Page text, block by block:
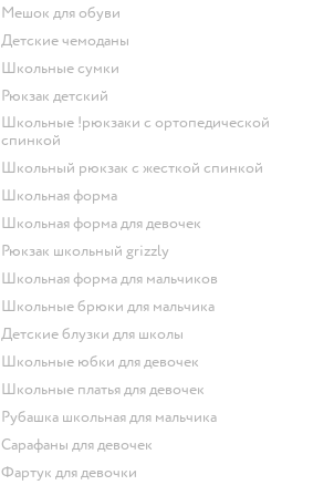
Мешок для обуви
Детские чемоданы
Школьные сумки
Рюкзак детский
Школьные !рюкзаки с ортопедической
спинкой
Школьный рюкзак с жесткой спинкой
Школьная форма
Школьная форма для девочек
Рюкзак школьный grizzly
Школьная форма для мальчиков
Школьные брюки для мальчика
Детские блузки для школы
Школьные юбки для девочек
Школьные платья для девочек
Рубашка школьная для мальчика
Сарафаны для девочек
Фартук для девочки